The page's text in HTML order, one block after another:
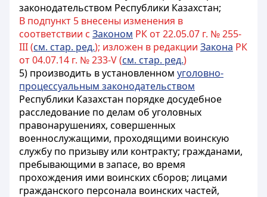
законодательством Республики Казахстан;
В подпункт 5 внесены изменения в
соответствии с Законом РК от 22.05.07 г. № 255-
III (см. стар. ред.); изложен в редакции Закона РК
от 04.07.14 г. № 233-V (см. стар. ред.)
5) производить в установленном уголовно-
процессуальным законодательством
Республики Казахстан порядке досудебное
расследование по делам об уголовных
правонарушениях, совершенных
военнослужащими, проходящими воинскую
службу по призыву или контракту; гражданами,
пребывающими в запасе, во время
прохождения ими воинских сборов; лицами
гражданского персонала воинских частей,